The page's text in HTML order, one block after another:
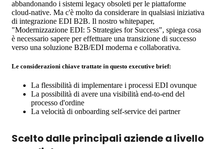
abbandonando i sistemi legacy obsoleti per le piattaforme
cloud-native. Ma c'è molto da considerare in qualsiasi iniziativa
di integrazione EDI B2B. Il nostro whitepaper,
"Modernizzazione EDI: 5 Strategies for Success", spiega cosa
è necessario sapere per effettuare una transizione di successo
verso una soluzione B2B/EDI moderna e collaborativa.
Le considerazioni chiave trattate in questo executive brief:
La flessibilità di implementare i processi EDI ovunque
La possibilità di avere una visibilità end-to-end del
processo d'ordine
La velocità di onboarding self-service dei partner
Scelto dalle principali aziende a livello